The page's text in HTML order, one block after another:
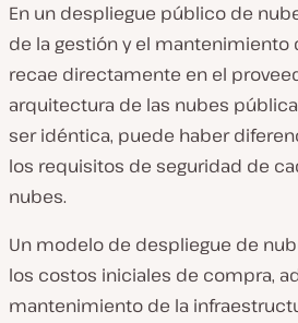
En un despliegue público de
de la gestión y el mantenimiento
recae directamente en el
arquitectura de las nubes
ser idéntica, puede haber
los requisitos de seguridad de
nubes.
Un modelo de despliegue de
los costos iniciales de compra,
mantenimiento de la